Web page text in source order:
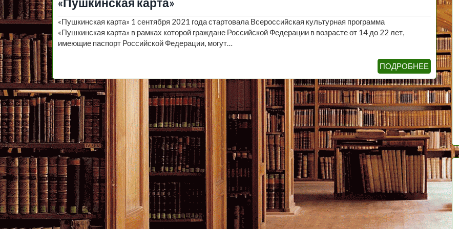
«Пушкинская карта»
«Пушкинская карта» 1 сентября 2021 года стартовала Всероссийская культурная программа
«Пушкинская карта» в рамках которой граждане Российской Федерации в возрасте от 14 до 22 лет,
имеющие паспорт Российской Федерации, могут…
ПОДРОБНЕЕ